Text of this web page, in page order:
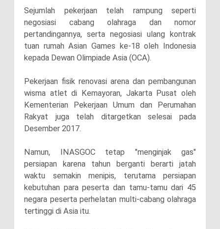
Sejumlah pekerjaan telah rampung seperti
negosiasi cabang olahraga dan nomor
pertandingannya, serta negosiasi ulang kontrak
tuan rumah Asian Games ke-18 oleh Indonesia
kepada Dewan Olimpiade Asia (OCA).
Pekerjaan fisik renovasi arena dan pembangunan
wisma atlet di Kemayoran, Jakarta Pusat oleh
Kementerian Pekerjaan Umum dan Perumahan
Rakyat juga telah ditargetkan selesai pada
Desember 2017.
Namun, INASGOC tetap "menginjak gas"
persiapan karena tahun berganti berarti jatah
waktu semakin menipis, terutama persiapan
kebutuhan para peserta dan tamu-tamu dari 45
negara peserta perhelatan multi-cabang olahraga
tertinggi di Asia itu.